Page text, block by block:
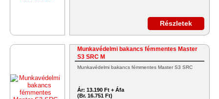
Részletek
Munkavédelmi bakancs fémmentes Master
S3 SRC M
Munkavédelmi bakancs fémmentes Master S3 SRC
Ár: 13.190 Ft + Áfa
(Br. 16.751 Ft)